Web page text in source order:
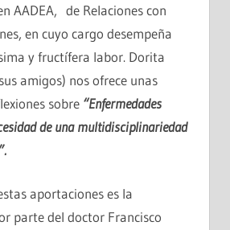
AADEA, de Relaciones con
en cuyo cargo desempeña
y fructífera labor. Dorita
amigos) nos ofrece unas
sobre “Enfermedades
de una multidisciplinariedad
aportaciones es la
parte del doctor Francisco